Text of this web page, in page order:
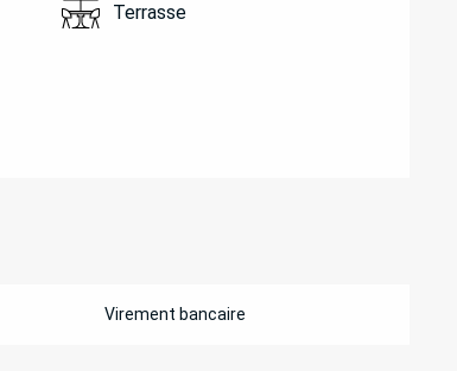
Terrasse
Virement bancaire